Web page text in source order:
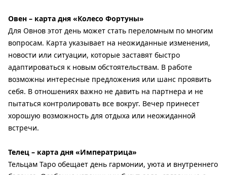
Овен – карта дня «Колесо Фортуны»
Для Овнов этот день может стать переломным по многим
вопросам. Карта указывает на неожиданные изменения,
новости или ситуации, которые заставят быстро
адаптироваться к новым обстоятельствам. В работе
возможны интересные предложения или шанс проявить
себя. В отношениях важно не давить на партнера и не
пытаться контролировать все вокруг. Вечер принесет
хорошую возможность для отдыха или неожиданной
встречи.
Телец – карта дня «Императрица»
Тельцам Таро обещает день гармонии, уюта и внутреннего